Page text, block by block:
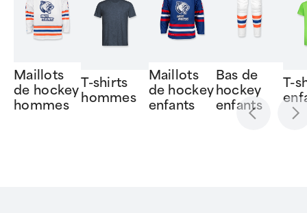
Maillots
de hockey
hommes
T-shirts
hommes
Maillots
de hockey
enfants
Bas de
hockey
enfants
T-